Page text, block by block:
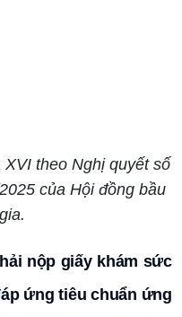
theo Nghị quyết số
của Hội đồng bầu
nộp giấy khám sức
ứng tiêu chuẩn ứng